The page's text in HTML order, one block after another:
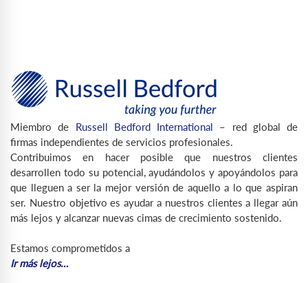
Miembro de Russell Bedford International – red global de
firmas independientes de servicios profesionales.
Contribuimos en hacer posible que nuestros clientes
desarrollen todo su potencial, ayudándolos y apoyándolos para
que lleguen a ser la mejor versión de aquello a lo que aspiran
ser. Nuestro objetivo es ayudar a nuestros clientes a llegar aún
más lejos y alcanzar nuevas cimas de crecimiento sostenido.
Estamos comprometidos a
Ir más lejos…